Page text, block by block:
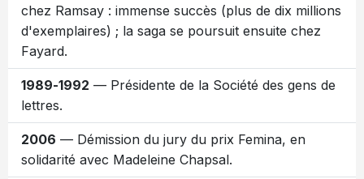
chez Ramsay : immense succès (plus de dix millions
d'exemplaires) ; la saga se poursuit ensuite chez
Fayard.
1989-1992 — Présidente de la Société des gens de
lettres.
2006 — Démission du jury du prix Femina, en
solidarité avec Madeleine Chapsal.